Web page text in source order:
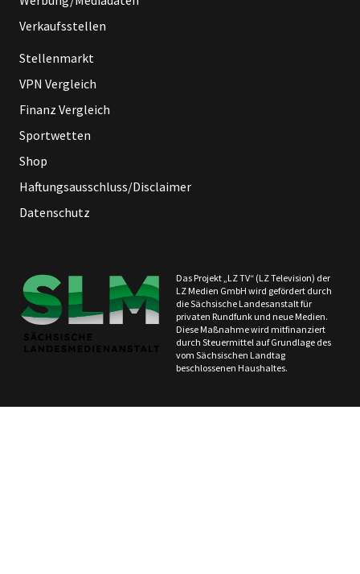
Verkaufsstellen
Stellenmarkt
VPN Vergleich
Finanz Vergleich
Sportwetten
Shop
Haftungsausschluss/Disclaimer
Datenschutz
Das Projekt „LZ TV“ (LZ Television) der
LZ Medien GmbH wird gefördert durch
die Sächsische Landesanstalt für
privaten Rundfunk und neue Medien.
Diese Maßnahme wird mitfinanziert
durch Steuermittel auf Grundlage des
vom Sächsischen Landtag
beschlossenen Haushaltes.